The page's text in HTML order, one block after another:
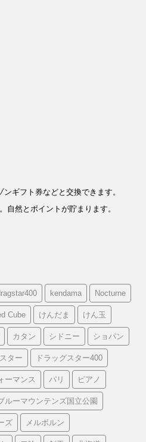
ギフト券などと交換できます。
自然とポイントが貯まります。
kendama Nocturne
Cube けんだま けん玉
カタン シドニー ショパン
ター ドラッグスター400
ーマンス パリ ピアノ
ルーマウンテンズ国立公園
ズ メルボルン